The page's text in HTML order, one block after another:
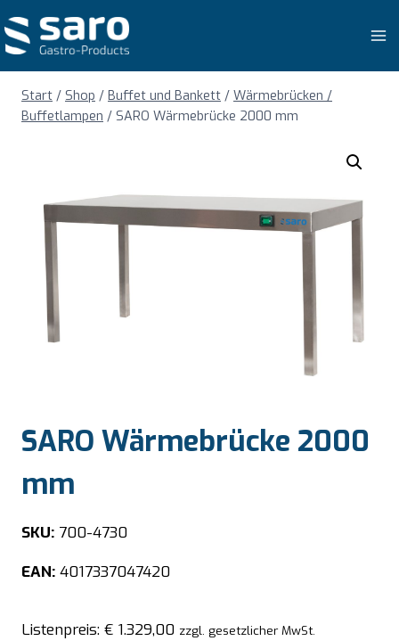
Inhalt
springen
Start / Shop / Buffet und Bankett / Wärmebrücken /
Buffetlampen / SARO Wärmebrücke 2000 mm
SARO Wärmebrücke 2000
mm
SKU: 700-4730
EAN: 4017337047420
Listenpreis: € 1.329,00 zzgl. gesetzlicher MwSt.